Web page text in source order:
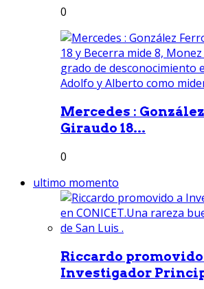
0
Mercedes :
Giraudo 18...
0
ultimo momento
Riccardo promovido
Investigador